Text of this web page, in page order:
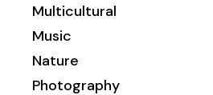
Multicultural
Music
Nature
Photography